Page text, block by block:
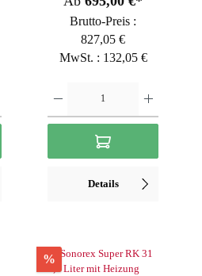
Brutto-Preis :
827,05 €
MwSt. : 132,05 €
Details
%